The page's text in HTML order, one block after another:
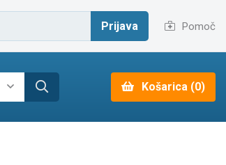
Prijava Pomoč
Košarica (0)